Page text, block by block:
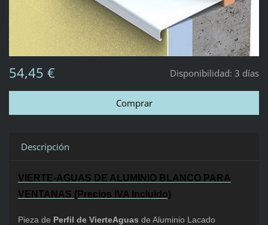
Disponibilidad: 3 días
54,45 €
Descripción
VIERTE-AGUAS DE ALUMINIO BLANCO PARA
VENTANAS (Precios IVA Incluido)
Pieza de Perfil de VierteAguas de Aluminio Lacado